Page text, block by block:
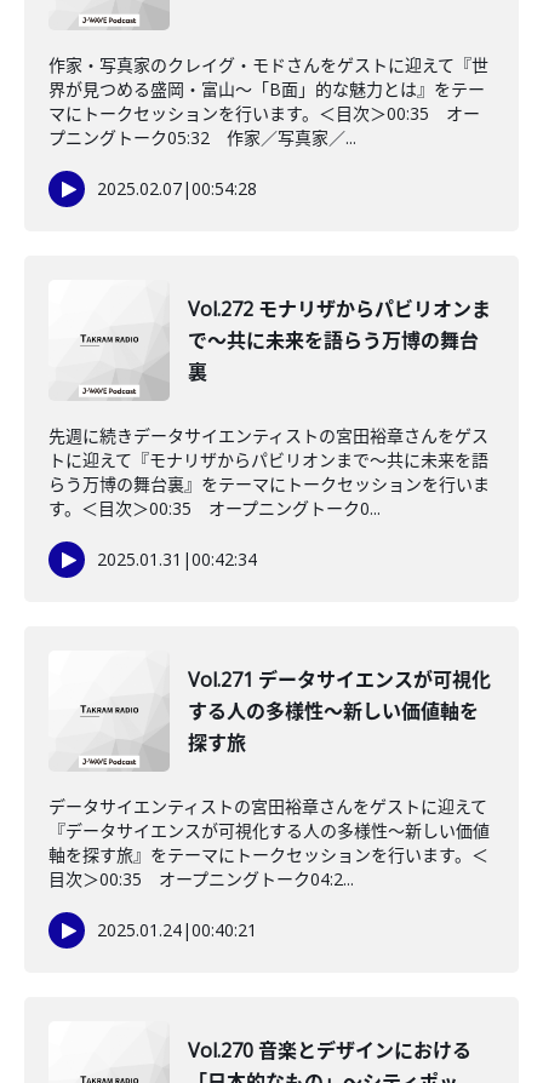
作家・写真家のクレイグ・モドさんをゲストに迎えて『世
界が見つめる盛岡・富山～「B面」的な魅力とは』をテー
マにトークセッションを行います。＜目次＞00:35 オー
プニングトーク05:32 作家／写真家／...
2025.02.07|00:54:28
Vol.272 モナリザからパビリオンま
で～共に未来を語らう万博の舞台
裏
先週に続きデータサイエンティストの宮田裕章さんをゲス
トに迎えて『モナリザからパビリオンまで～共に未来を語
らう万博の舞台裏』をテーマにトークセッションを行いま
す。＜目次＞00:35 オープニングトーク0...
2025.01.31 |00:42:34
Vol.271 データサイエンスが可視化
する人の多様性〜新しい価値軸を
探す旅
データサイエンティストの宮田裕章さんをゲストに迎えて
『データサイエンスが可視化する人の多様性〜新しい価値
軸を探す旅』をテーマにトークセッションを行います。＜
目次＞00:35 オープニングトーク04:2...
2025.01.24|00:40:21
Vol.270 音楽とデザインにおける